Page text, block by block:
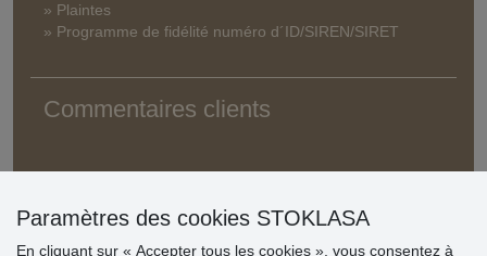
» Plaintes
» Programme de fidélité numéro d´ID/SIREN/SIRET
Commentaires clients
Paramètres des cookies STOKLASA
En cliquant sur « Accepter tous les cookies », vous consentez à